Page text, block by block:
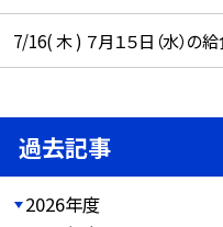
7/16( 木 ) ７月１５日（水）の
過去記事
2026年度